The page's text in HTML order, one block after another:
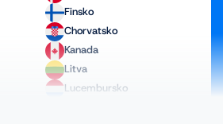
Finsko
Chorvatsko
Kanada
Litva
Lucembursko